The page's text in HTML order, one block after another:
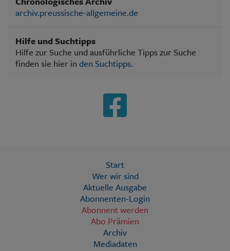
archiv.preussische-allgemeine.de
Hilfe und Suchtipps
Hilfe zur Suche und ausführliche Tipps zur Suche
finden sie hier in den Suchtipps.
Start
Wer wir sind
Aktuelle Ausgabe
Abonnenten-Login
Abonnent werden
Abo Prämien
Archiv
Mediadaten